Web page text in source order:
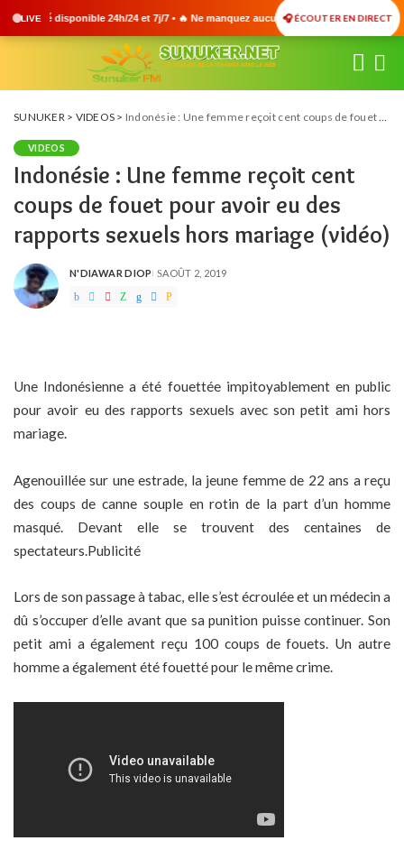
LIVE
24 et 7j/7 • 🔥 Ne manquez aucune information importante •🎧 ÉCOUTER EN DIRECT
SUNUKER> VIDEOS > Indonésie : Une femme reçoit cent coups de fouet pour avoir eu des rapports sexuels hors mariage (vidéo)
VIDEOS
Indonésie : Une femme reçoit cent
coups de fouet pour avoir eu des
rapports sexuels hors mariage (vidéo)
POSTED
BY
N'DIAWAR DIOP AOÛT 2, 2019
Une Indonésienne a été fouettée impitoyablement en public
pour avoir eu des rapports sexuels avec son petit ami hors
mariage.
Agenouillée sur une estrade, la jeune femme de 22 ans a reçu
des coups de canne souple en rotin de la part d’un homme
masqué. Devant elle se trouvent des centaines de
spectateurs.Publicité
Lors de son passage à tabac, elle s’est écroulée et un médecin a
dû s’occuper d’elle avant que sa punition puisse continuer. Son
petit ami a également reçu 100 coups de fouets. Un autre
homme a également été fouetté pour le même crime.